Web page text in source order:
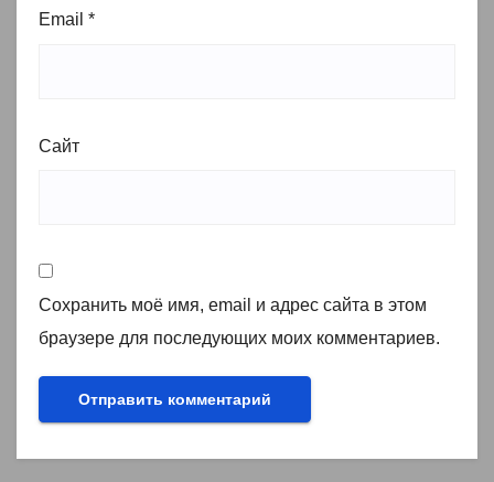
Email *
Сайт
Сохранить моё имя, email и адрес сайта в этом
браузере для последующих моих комментариев.